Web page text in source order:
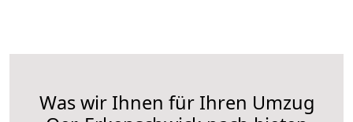
Was wir Ihnen für Ihren Umzug